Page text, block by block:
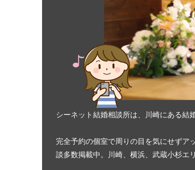
シーネット結婚相談所は、川崎にある結
完全予約の個室で周りの目を気にせずア
談多数掲載中。川崎、横浜、武蔵小杉エ